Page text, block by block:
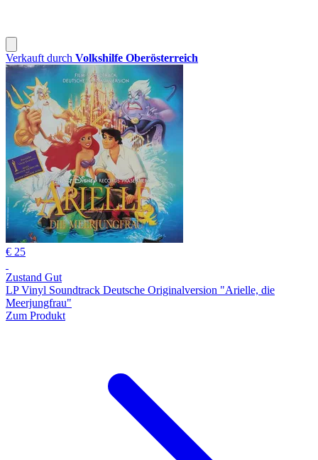
Verkauft durch Volkshilfe Oberösterreich
€ 25
Zustand Gut
LP Vinyl Soundtrack Deutsche Originalversion "Arielle, die
Meerjungfrau"
Zum Produkt